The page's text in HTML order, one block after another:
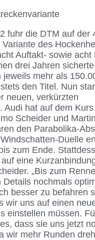
fuhr die DTM auf der
des
Auftakt- sowie acht
drei Jahren
jeweils mehr als
den Titel. Nun
neuen, verkürzten
Audi hat auf dem
Scheider und
den Parabolika-
Duelle
zum Ende.
eine
„Bis zum
Details nochmals
besser zu befahren
wir uns auf einen
einstellen müssen.
dass sie uns jetzt
wir mehr Runden